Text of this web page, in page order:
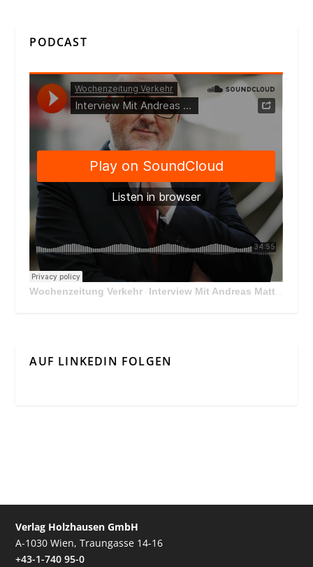
PODCAST
Wochenzeitung Verkehr · Interview Mit Andreas Matthä, CEO der ÖBB Holding
AUF LINKEDIN FOLGEN
Verlag Holzhausen GmbH
A-1030 Wien, Traungasse 14-16
+43-1-740 95-0